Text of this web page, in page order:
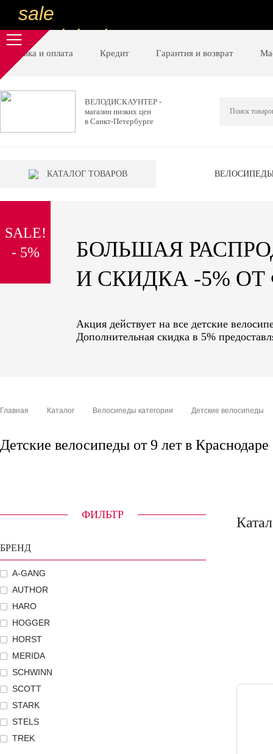
sale
special price
sale
низкие цены
вот дешево
special price
sale
надо брать
sale
Доставка и оплата Кредит Гарантия и возврат
ВЕЛОДИСКАУНТЕР -
магазин низких цен
в Санкт-Петербурге
КАТАЛОГ ТОВАРОВ
SALE!
- 5%
БОЛЬШАЯ
И СКИДКА -5%
Акция действует на все детские
Дополнительная скидка в 5%
Главная Каталог Велосипеды категории Детские велосипеды
Детские велосипеды от 9 лет в Краснодаре
ФИЛЬТР
БРЕНД
A-GANG
AUTHOR
HARO
HOGGER
HORST
MERIDA
SCHWINN
SCOTT
STARK
STELS
TREK